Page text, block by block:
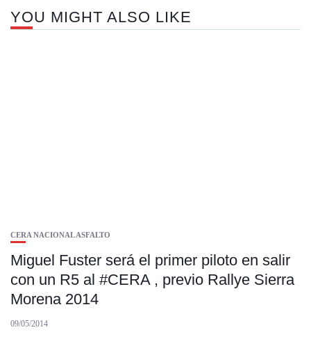
YOU MIGHT ALSO LIKE
CERA NACIONAL ASFALTO
Miguel Fuster será el primer piloto en salir
con un R5 al #CERA , previo Rallye Sierra
Morena 2014
09/05/2014